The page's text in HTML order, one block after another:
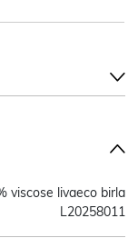
viscose livaeco birla
L20258011